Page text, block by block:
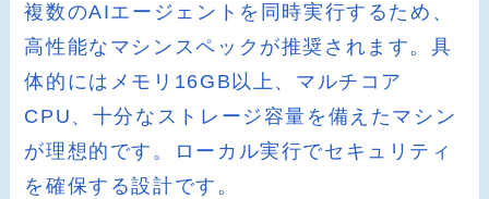
複数のAIエージェントを同時実行するため、
高性能なマシンスペックが推奨されます。具
体的にはメモリ16GB以上、マルチコア
CPU、十分なストレージ容量を備えたマシン
が理想的です。ローカル実行でセキュリティ
を確保する設計です。